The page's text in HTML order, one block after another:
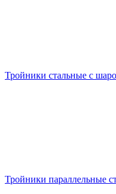
Тройники стальные с
Тройники параллельные